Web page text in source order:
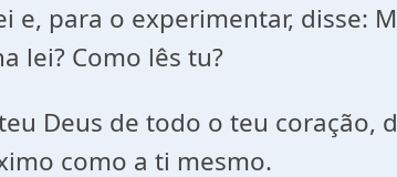
e, para o experimentar, disse:
lei? Como lês tu?
Deus de todo o teu
como a ti mesmo.